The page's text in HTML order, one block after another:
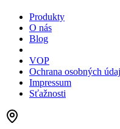
Produkty
O nás
Blog
VOP
Ochrana osobných
Impressum
Sťažnosti